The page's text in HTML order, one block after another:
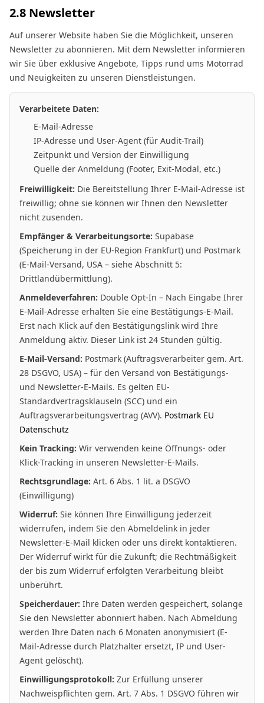
2.8 Newsletter
Auf unserer Website haben Sie die Möglichkeit, unseren
Newsletter zu abonnieren. Mit dem Newsletter informieren
wir Sie über exklusive Angebote, Tipps rund ums Motorrad
und Neuigkeiten zu unseren Dienstleistungen.
Verarbeitete Daten:
E-Mail-Adresse
IP-Adresse und User-Agent (für Audit-Trail)
Zeitpunkt und Version der Einwilligung
Quelle der Anmeldung (Footer, Exit-Modal, etc.)
Freiwilligkeit: Die Bereitstellung Ihrer E-Mail-Adresse ist
freiwillig; ohne sie können wir Ihnen den Newsletter
nicht zusenden.
Empfänger & Verarbeitungsorte: Supabase
(Speicherung in der EU-Region Frankfurt) und Postmark
(E-Mail-Versand, USA – siehe Abschnitt 5:
Drittlandübermittlung).
Anmeldeverfahren: Double Opt-In – Nach Eingabe Ihrer
E-Mail-Adresse erhalten Sie eine Bestätigungs-E-Mail.
Erst nach Klick auf den Bestätigungslink wird Ihre
Anmeldung aktiv. Dieser Link ist 24 Stunden gültig.
E-Mail-Versand: Postmark (Auftragsverarbeiter gem. Art.
28 DSGVO, USA) – für den Versand von Bestätigungs-
und Newsletter-E-Mails. Es gelten EU-
Standardvertragsklauseln (SCC) und ein
Auftragsverarbeitungsvertrag (AVV). Postmark EU
Datenschutz
Kein Tracking: Wir verwenden keine Öffnungs- oder
Klick-Tracking in unseren Newsletter-E-Mails.
Rechtsgrundlage: Art. 6 Abs. 1 lit. a DSGVO
(Einwilligung)
Widerruf: Sie können Ihre Einwilligung jederzeit
widerrufen, indem Sie den Abmeldelink in jeder
Newsletter-E-Mail klicken oder uns direkt kontaktieren.
Der Widerruf wirkt für die Zukunft; die Rechtmäßigkeit
der bis zum Widerruf erfolgten Verarbeitung bleibt
unberührt.
Speicherdauer: Ihre Daten werden gespeichert, solange
Sie den Newsletter abonniert haben. Nach Abmeldung
werden Ihre Daten nach 6 Monaten anonymisiert (E-
Mail-Adresse durch Platzhalter ersetzt, IP und User-
Agent gelöscht).
Einwilligungsprotokoll: Zur Erfüllung unserer
Nachweispflichten gem. Art. 7 Abs. 1 DSGVO führen wir